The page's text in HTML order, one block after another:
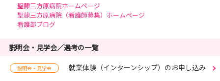
聖隷三方原病院ホームページ
聖隷三方原病院（看護師募集）ホームページ
看護部ブログ
説明会・見学会／選考の一覧
説明会・見学会 就業体験（インターンシップ）のお申し込み